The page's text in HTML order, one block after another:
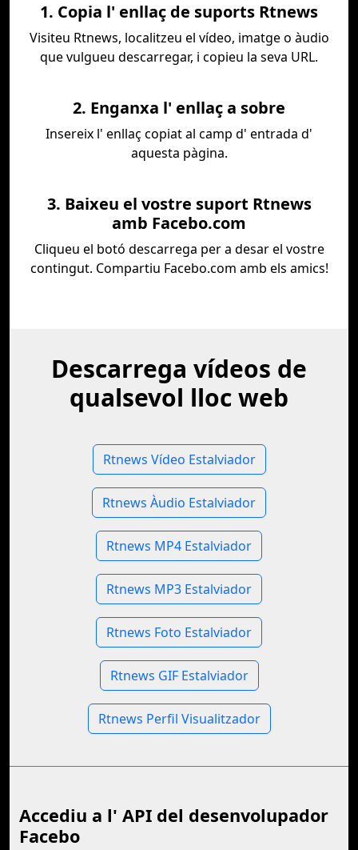
1. Copia l' enllaç de suports Rtnews
Visiteu Rtnews, localitzeu el vídeo, imatge o àudio
que vulgueu descarregar, i copieu la seva URL.
2. Enganxa l' enllaç a sobre
Insereix l' enllaç copiat al camp d' entrada d'
aquesta pàgina.
3. Baixeu el vostre suport Rtnews
amb Facebo.com
Cliqueu el botó descarrega per a desar el vostre
contingut. Compartiu Facebo.com amb els amics!
Descarrega vídeos de
qualsevol lloc web
Rtnews Vídeo Estalviador
Rtnews Àudio Estalviador
Rtnews MP4 Estalviador
Rtnews MP3 Estalviador
Rtnews Foto Estalviador
Rtnews GIF Estalviador
Rtnews Perfil Visualitzador
Accediu a l' API del desenvolupador
Facebo